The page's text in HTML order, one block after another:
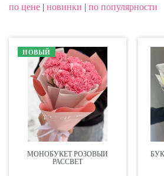
по цене | новинки | по популярности
НОВЫЙ
МОНОБУКЕТ РОЗОВЫЙ
РАССВЕТ